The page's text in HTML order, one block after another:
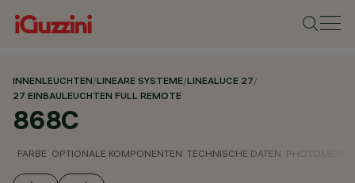
INNENLEUCHTEN/LINEARE SYSTEME/LINEALUCE 27/
27 EINBAULEUCHTEN FULL REMOTE
868C
FARBE OPTIONALE KOMPONENTEN TECHNISCHE DATEN